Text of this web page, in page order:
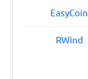
EasyCoin
RWind